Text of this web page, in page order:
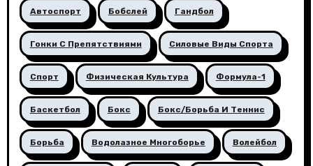
Автоспорт Бобслей Гандбол
Гонки С Препятствиями Силовые Виды Спорта
Спорт Физическая Культура Формула-1
Баскетбол Бокс Бокс/борьба И Теннис
Борьба Водолазное Многоборье Волейбол